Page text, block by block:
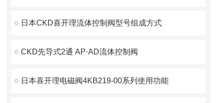
日本CKD喜开理流体控制阀型号组成方式
CKD先导式2通 AP·AD流体控制阀
日本喜开理电磁阀4KB219-00系列使用功能